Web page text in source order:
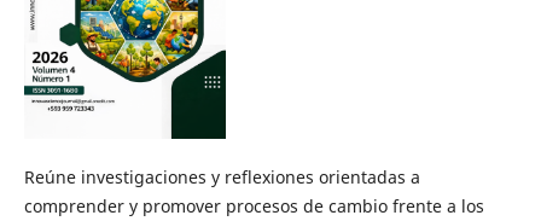
Reúne investigaciones y reflexiones orientadas a
comprender y promover procesos de cambio frente a los